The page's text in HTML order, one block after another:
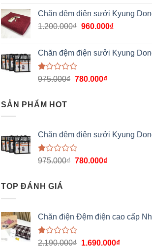
Chăn đệm điện sưởi Kyung
1.200.000₫ 960.000₫
Chăn đệm điện sưởi Kyung
Được
1.00
5
975.000₫ 780.000₫
SẢN PHẨM HOT
Chăn đệm điện sưởi Kyung
Được
1.00
5
975.000₫ 780.000₫
TOP ĐÁNH GIÁ
Chăn điện Đệm điện cao cấp
Được
2.190.000₫ 1.690.000₫